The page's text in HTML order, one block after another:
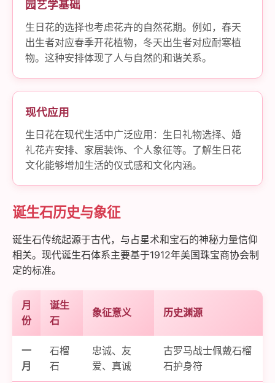
园艺学基础
生日花的选择也考虑花卉的自然花期。例如，春天
出生者对应春季开花植物，冬天出生者对应耐寒植
物。这种安排体现了人与自然的和谐关系。
现代应用
生日花在现代生活中广泛应用：生日礼物选择、婚
礼花卉安排、家居装饰、个人象征等。了解生日花
文化能够增加生活的仪式感和文化内涵。
诞生石历史与象征
诞生石传统起源于古代，与占星术和宝石的神秘力量信仰
相关。现代诞生石体系主要基于1912年美国珠宝商协会制
定的标准。
月
份
诞生
石
象征意义 历史渊源
一
月
石榴
石
忠诚、友
爱、真诚
古罗马战士佩戴石榴
石护身符